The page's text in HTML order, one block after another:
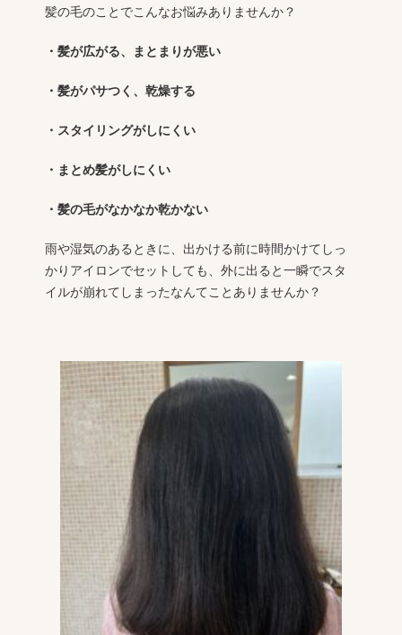
髪の毛のことでこんなお悩みありませんか？
・髪が広がる、まとまりが悪い
・髪がパサつく、乾燥する
・スタイリングがしにくい
・まとめ髪がしにくい
・髪の毛がなかなか乾かない
雨や湿気のあるときに、出かける前に時間かけてしっ
かりアイロンでセットしても、外に出ると一瞬でスタ
イルが崩れてしまったなんてことありませんか？